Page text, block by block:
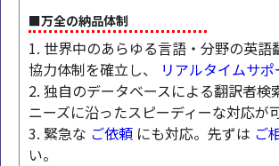
■万全の納品体制
1. 世界中のあらゆる言語・分野の英語
協力体制を確立し、
リアルタイムサポ
2. 独自のデータベースによる翻訳者検
ニーズに沿ったスピーディーな対応が
3. 緊急な ご依頼 にも対応。先ずは ご
い。